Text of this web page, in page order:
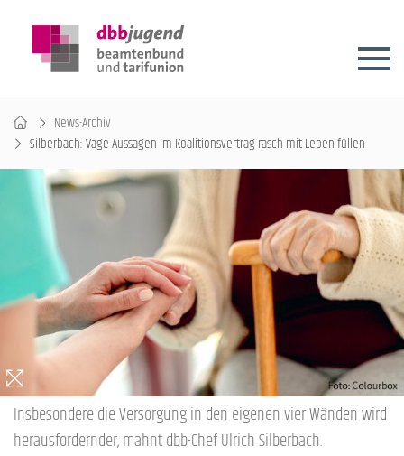
News-Archiv
Silberbach: Vage Aussagen im Koalitionsvertrag rasch mit Leben füllen
Insbesondere die Versorgung in den eigenen vier Wänden wird
herausfordernder, mahnt dbb-Chef Ulrich Silberbach.